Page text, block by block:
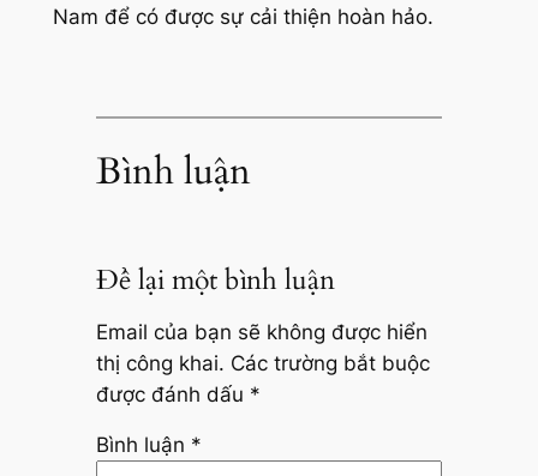
Nam để có được sự cải thiện hoàn hảo.
Bình luận
Để lại một bình luận
Email của bạn sẽ không được hiển
thị công khai. Các trường bắt buộc
được đánh dấu *
Bình luận *